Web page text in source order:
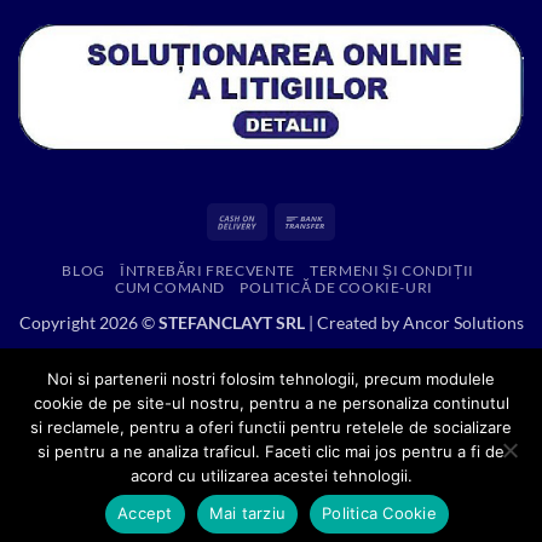
Cash
Delivery
BLOG ÎNTREBĂRI FRECVENTE
TERMENI ȘI CONDIȚII
CUM COMAND
POLITICĂ DE COOKIE-URI
Copyright 2026 ©STEFANCLAYT SRL| Created byAncor Solutions
Noi si partenerii nostri folosim tehnologii, precum modulele
cookie de pe site-ul nostru, pentru a ne personaliza continutul
si reclamele, pentru a oferi functii pentru retelele de socializare
si pentru a ne analiza traficul. Faceti clic mai jos pentru a fi de
acord cu utilizarea acestei tehnologii.
Accept
Mai tarziu Politica Cookie